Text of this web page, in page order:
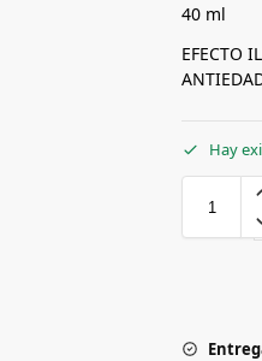
40 ml
EFECTO
Hay